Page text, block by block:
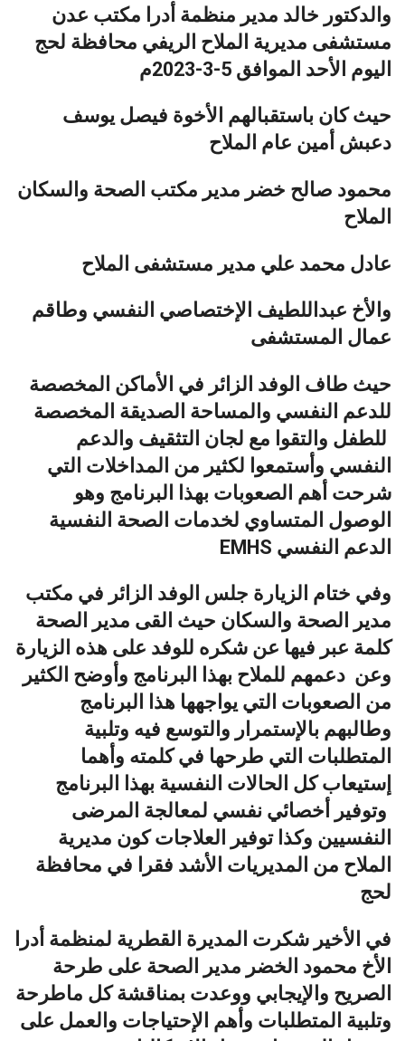
والدكتور خالد مدير منظمة أدرا مكتب عدن
مستشفى مديرية الملاح الريفي محافظة لحج
اليوم الأحد الموافق 5-3-2023م
حيث كان باستقبالهم الأخوة فيصل يوسف
دعبش أمين عام الملاح
محمود صالح خضر مدير مكتب الصحة والسكان
الملاح
عادل محمد علي مدير مستشفى الملاح
والأخ عبداللطيف الإختصاصي النفسي وطاقم
عمال المستشفى
حيث طاف الوفد الزائر في الأماكن المخصصة
للدعم النفسي والمساحة الصديقة المخصصة
للطفل والتقوا مع لجان التثقيف والدعم
النفسي وأستمعوا لكثير من المداخلات التي
شرحت أهم الصعوبات بهذا البرنامج وهو
الوصول المتساوي لخدمات الصحة النفسية
الدعم النفسي EMHS
وفي ختام الزيارة جلس الوفد الزائر في مكتب
مدير الصحة والسكان حيث القى مدير الصحة
كلمة عبر فيها عن شكره للوفد على هذه الزيارة
وعن دعمهم للملاح بهذا البرنامج وأوضح الكثير
من الصعوبات التي يواجهها هذا البرنامج
وطالبهم بالإستمرار والتوسع فيه وتلبية
المتطلبات التي طرحها في كلمته وأهما
إستيعاب كل الحالات النفسية بهذا البرنامج
وتوفير أخصائي نفسي لمعالجة المرضى
النفسيين وكذا توفير العلاجات كون مديرية
الملاح من المديريات الأشد فقرا في محافظة
لحج
في الأخير شكرت المديرة القطرية لمنظمة أدرا
الأخ محمود الخضر مدير الصحة على طرحة
الصريح والإيجابي ووعدت بمناقشة كل ماطرحة
وتلبية المتطلبات وأهم الإحتياجات والعمل على